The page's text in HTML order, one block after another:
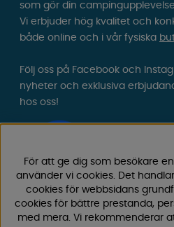
som gör din
Vi erbjuder hög kvalitet och
både online och i vår fysiska
Följ oss på Facebook och
nyheter och exklusiva
hos oss!
För att ge dig som besökare
använder vi cookies. Det
cookies för webbsidans
cookies för bättre prestanda,
med mera. Vi rekommenderar